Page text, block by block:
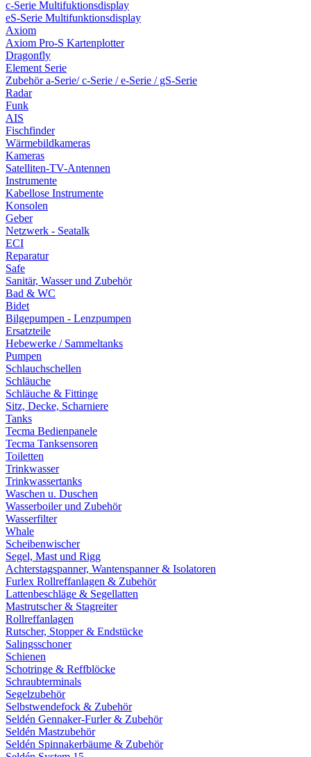
c-Serie Multifuktionsdisplay
eS-Serie Multifunktionsdisplay
Axiom
Axiom Pro-S Kartenplotter
Dragonfly
Element Serie
Zubehör a-Serie/ c-Serie / e-Serie / gS-Serie
Radar
Funk
AIS
Fischfinder
Wärmebildkameras
Kameras
Satelliten-TV-Antennen
Instrumente
Kabellose Instrumente
Konsolen
Geber
Netzwerk - Seatalk
ECI
Reparatur
Safe
Sanitär, Wasser und Zubehör
Bad & WC
Bidet
Bilgepumpen - Lenzpumpen
Ersatzteile
Hebewerke / Sammeltanks
Pumpen
Schlauchschellen
Schläuche
Schläuche & Fittinge
Sitz, Decke, Scharniere
Tanks
Tecma Bedienpanele
Tecma Tanksensoren
Toiletten
Trinkwasser
Trinkwassertanks
Waschen u. Duschen
Wasserboiler und Zubehör
Wasserfilter
Whale
Scheibenwischer
Segel, Mast und Rigg
Achterstagspanner, Wantenspanner & Isolatoren
Furlex Rollreffanlagen & Zubehör
Lattenbeschläge & Segellatten
Mastrutscher & Stagreiter
Rollreffanlagen
Rutscher, Stopper & Endstücke
Salingsschoner
Schienen
Schotringe & Reffblöcke
Schraubterminals
Segelzubehör
Selbstwendefock & Zubehör
Seldén Gennaker-Furler & Zubehör
Seldén Mastzubehör
Seldén Spinnakerbäume & Zubehör